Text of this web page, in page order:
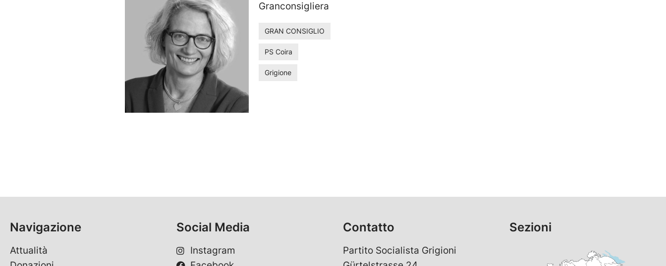
Granconsigliera
GRAN CONSIGLIO
PS Coira
Grigione
Navigazione
Attualità
Social Media
Instagram
Contatto
Partito Socialista Grigioni
Sezioni